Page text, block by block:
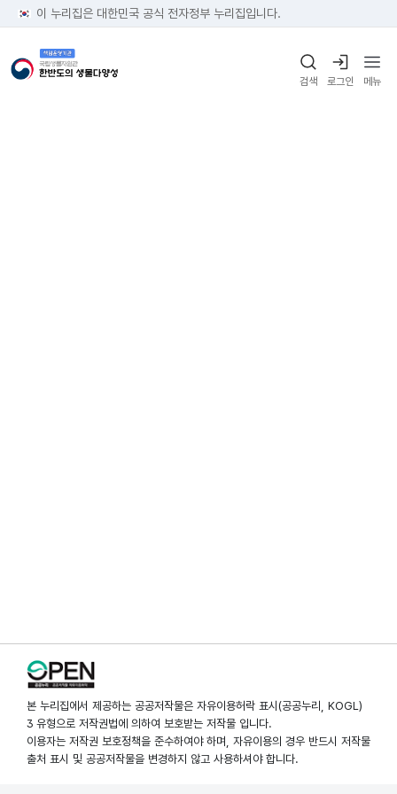
이 누리집은 대한민국 공식 전자정부 누리집입니다.
검색 로그인 메뉴
본 누리집에서 제공하는 공공저작물은 자유이용허락 표시(공공누리, KOGL)
3 유형으로 저작권법에 의하여 보호받는 저작물 입니다.
이용자는 저작권 보호정책을 준수하여야 하며, 자유이용의 경우 반드시 저작물
출처 표시 및 공공저작물을 변경하지 않고 사용하셔야 합니다.